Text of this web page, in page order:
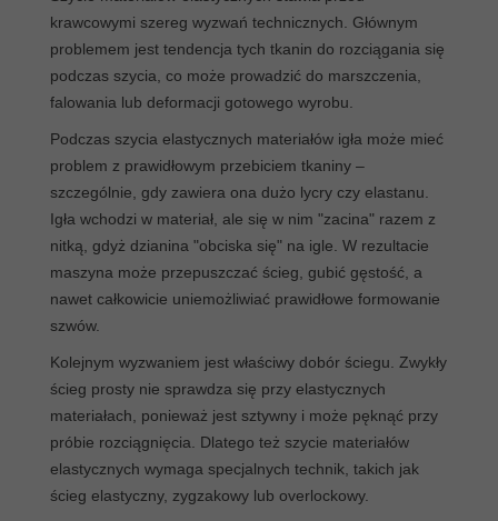
krawcowymi szereg wyzwań technicznych. Głównym
problemem jest tendencja tych tkanin do rozciągania się
podczas szycia, co może prowadzić do marszczenia,
falowania lub deformacji gotowego wyrobu.
Podczas szycia elastycznych materiałów igła może mieć
problem z prawidłowym przebiciem tkaniny –
szczególnie, gdy zawiera ona dużo lycry czy elastanu.
Igła wchodzi w materiał, ale się w nim "zacina" razem z
nitką, gdyż dzianina "obciska się" na igle. W rezultacie
maszyna może przepuszczać ścieg, gubić gęstość, a
nawet całkowicie uniemożliwiać prawidłowe formowanie
szwów.
Kolejnym wyzwaniem jest właściwy dobór ściegu. Zwykły
ścieg prosty nie sprawdza się przy elastycznych
materiałach, ponieważ jest sztywny i może pęknąć przy
próbie rozciągnięcia. Dlatego też szycie materiałów
elastycznych wymaga specjalnych technik, takich jak
ścieg elastyczny, zygzakowy lub overlockowy.